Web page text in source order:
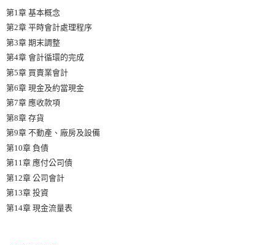
第1章 基本概念
第2章 平時會計處理程序
第3章 期末調整
第4章 會計循環的完成
第5章 買賣業會計
第6章 現金及約當現金
第7章 應收款項
第8章 存貨
第9章 不動產、廠房及設備
第10章 負債
第11章 應付公司債
第12章 公司會計
第13章 投資
第14章 現金流量表